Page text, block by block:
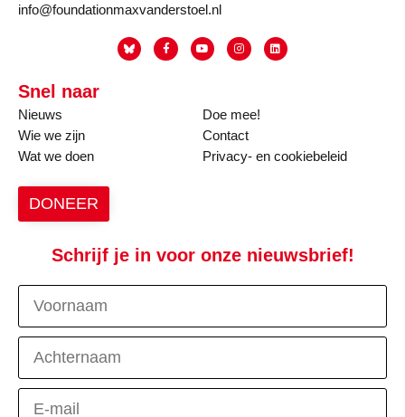
info@foundationmaxvanderstoel.nl
Snel naar
Nieuws
Wie we zijn
Wat we doen
Doe mee!
Contact
Privacy- en cookiebeleid
DONEER
Schrijf je in voor onze nieuwsbrief!